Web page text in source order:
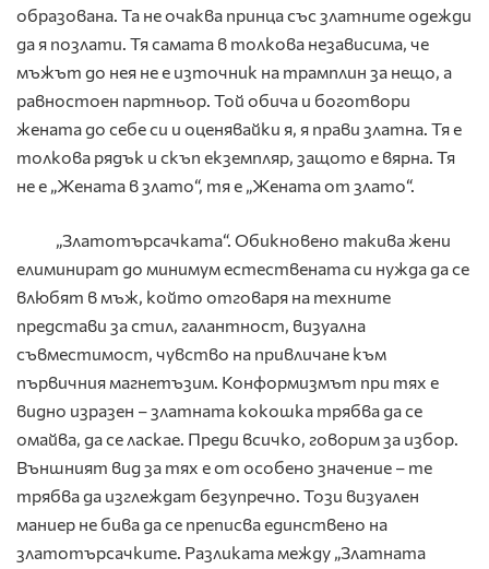
образована. Та не очаква принца със златните одежди
да я позлати. Тя самата в толкова независима, че
мъжът до нея не е източник на трамплин за нещо, а
равностоен партньор. Той обича и боготвори
жената до себе си и оценявайки я, я прави златна. Тя е
толкова рядък и скъп екземпляр, защото е вярна. Тя
не е „Жената в злато“, тя е „Жената от злато“.
„Златотърсачката“. Обикновено такива жени
елиминират до минимум естествената си нужда да се
влюбят в мъж, който отговаря на техните
представи за стил, галантност, визуална
съвместимост, чувство на привличане към
първичния магнетъзим. Конформизмът при тях е
видно изразен – златната кокошка трябва да се
омайва, да се ласкае. Преди всичко, говорим за избор.
Външният вид за тях е от особено значение – те
трябва да изглеждат безупречно. Този визуален
маниер не бива да се преписва единствено на
златотърсачките. Разликата между „Златната